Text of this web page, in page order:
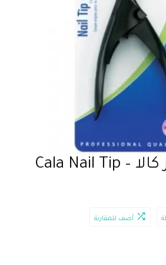
قطاعة أظافر كالا – Cala Nail Tip
أضف للمقارنة